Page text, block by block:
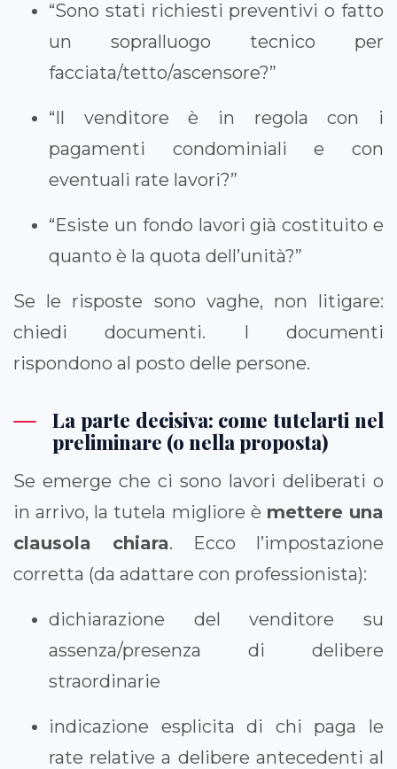
“Sono stati richiesti preventivi o fatto
un sopralluogo tecnico per
facciata/tetto/ascensore?”
“Il venditore è in regola con i
pagamenti condominiali e con
eventuali rate lavori?”
“Esiste un fondo lavori già costituito e
quanto è la quota dell’unità?”
Se le risposte sono vaghe, non litigare:
chiedi documenti. I documenti
rispondono al posto delle persone.
La parte decisiva: come tutelarti nel
preliminare (o nella proposta)
Se emerge che ci sono lavori deliberati o
in arrivo, la tutela migliore è mettere una
clausola chiara. Ecco l’impostazione
corretta (da adattare con professionista):
dichiarazione del venditore su
assenza/presenza di delibere
straordinarie
indicazione esplicita di chi paga le
rate relative a delibere antecedenti al